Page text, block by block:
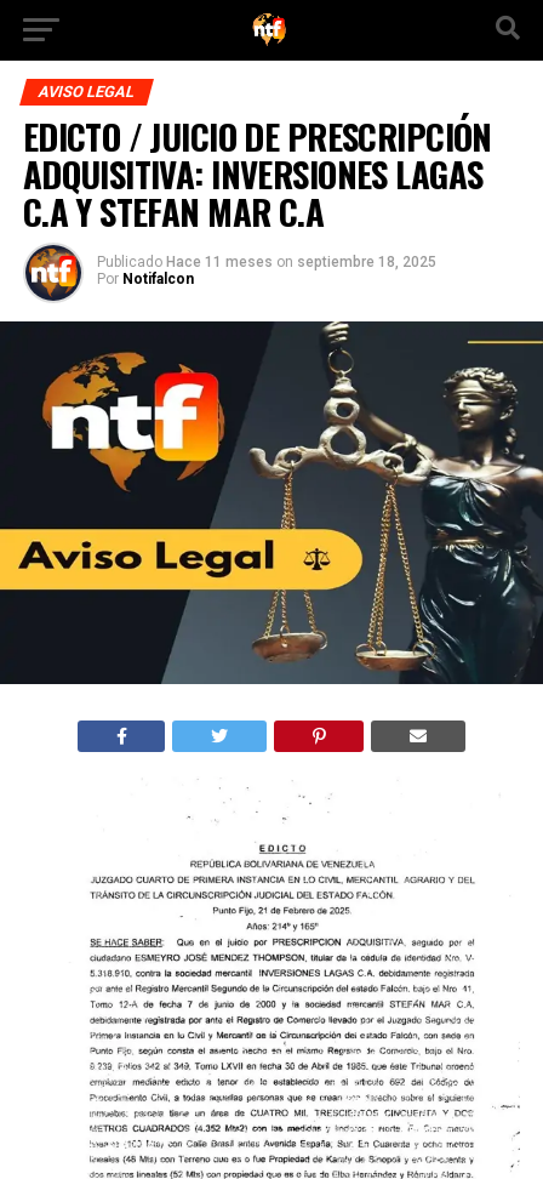
AVISO LEGAL
EDICTO / JUICIO DE PRESCRIPCIÓN
ADQUISITIVA: INVERSIONES LAGAS
C.A Y STEFAN MAR C.A
Publicado Hace 11 meses on septiembre 18, 2025
Por Notifalcon